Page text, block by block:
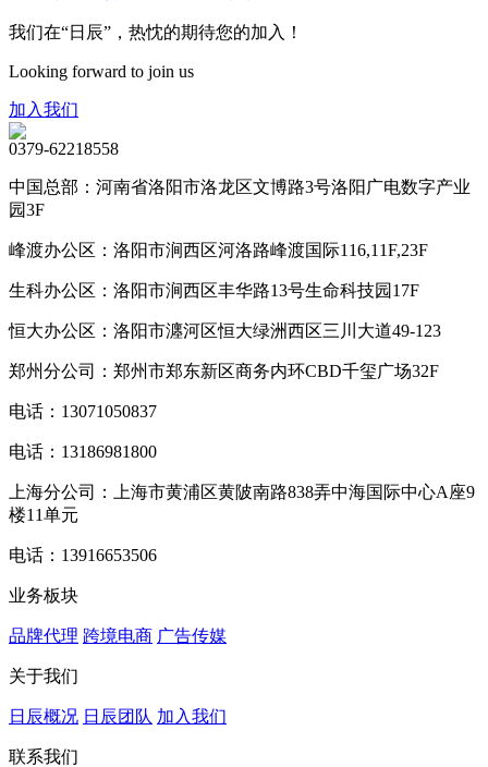
我们在“日辰”，热忱的期待您的加入！
Looking forward to join us
加入我们
0379-62218558
中国总部：河南省洛阳市洛龙区文博路3号洛阳广电数字产业
园3F
峰渡办公区：洛阳市涧西区河洛路峰渡国际116,11F,23F
生科办公区：洛阳市涧西区丰华路13号生命科技园17F
恒大办公区：洛阳市瀍河区恒大绿洲西区三川大道49-123
郑州分公司：郑州市郑东新区商务内环CBD千玺广场32F
电话：13071050837
电话：13186981800
上海分公司：上海市黄浦区黄陂南路838弄中海国际中心A座9
楼11单元
电话：13916653506
业务板块
品牌代理 跨境电商 广告传媒
关于我们
日辰概况 日辰团队 加入我们
联系我们